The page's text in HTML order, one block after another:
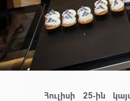
Հուլիսի 25-ին